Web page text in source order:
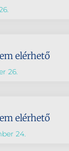
elérhető
26.
elérhető
24.